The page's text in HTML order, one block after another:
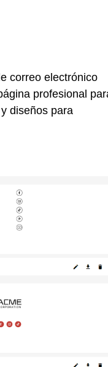
correo electrónico
profesional
diseños para